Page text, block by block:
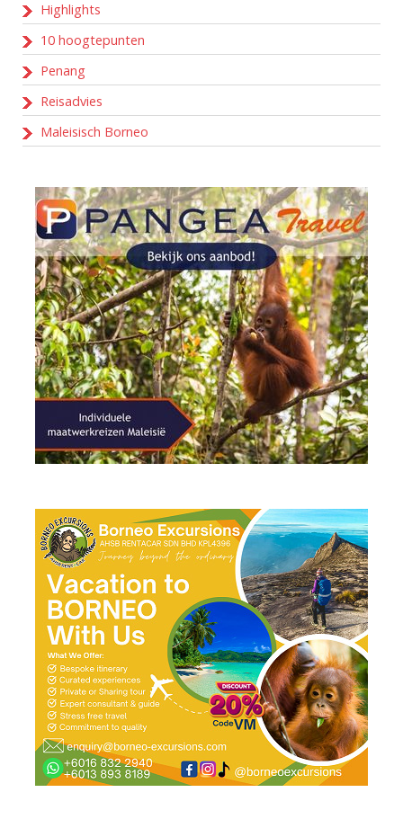
Highlights
10 hoogtepunten
Penang
Reisadvies
Maleisisch Borneo